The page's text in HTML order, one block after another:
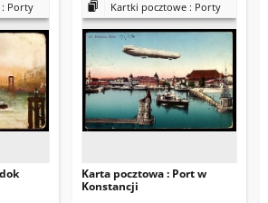
Porty Kartki pocztowe : Porty
Karta pocztowa : Port w
Konstancji